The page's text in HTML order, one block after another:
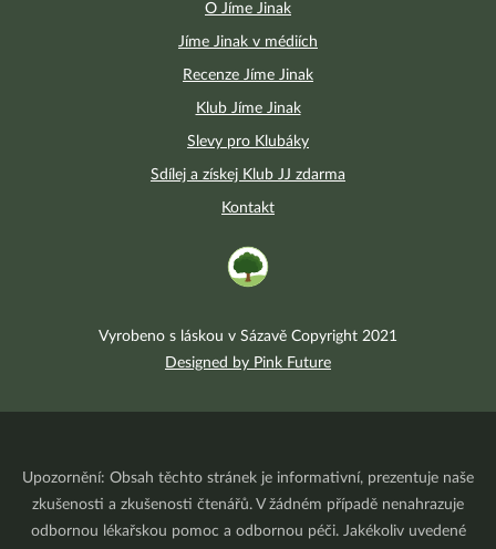
O Jíme Jinak
Jíme Jinak v médiích
Recenze Jíme Jinak
Klub Jíme Jinak
Slevy pro Klubáky
Sdílej a získej Klub JJ zdarma
Kontakt
Vyrobeno s láskou v Sázavě Copyright 2021
Designed by Pink Future
Upozornění: Obsah těchto stránek je informativní, prezentuje naše
zkušenosti a zkušenosti čtenářů. V žádném případě nenahrazuje
odbornou lékařskou pomoc a odbornou péči. Jakékoliv uvedené